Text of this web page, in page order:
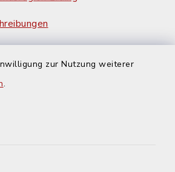
zur Nutzung weiterer
.